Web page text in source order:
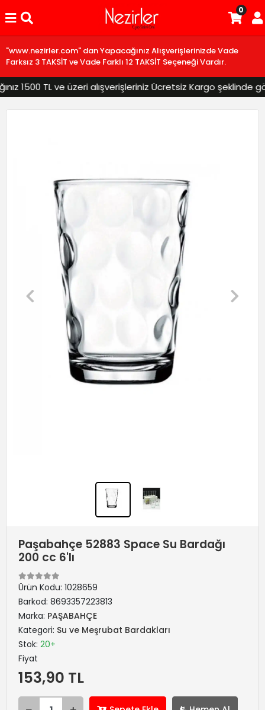
"www.nezirler.com" dan Yapacağınız Alışverişlerinizde Vade
Farksız 3 TAKSİT ve Vade Farklı 12 TAKSİT Seçeneği Vardır.
1500 TL ve üzeri alışverişleriniz Ücretsiz Kargo şeklinde
0
Paşabahçe 52883 Space Su Bardağı
200 cc 6'lı
Ürün Kodu: 1028659
Barkod: 8693357223813
Marka: PAŞABAHÇE
Kategori: Su ve Meşrubat Bardakları
Stok: 20+
Fiyat
153,90 TL